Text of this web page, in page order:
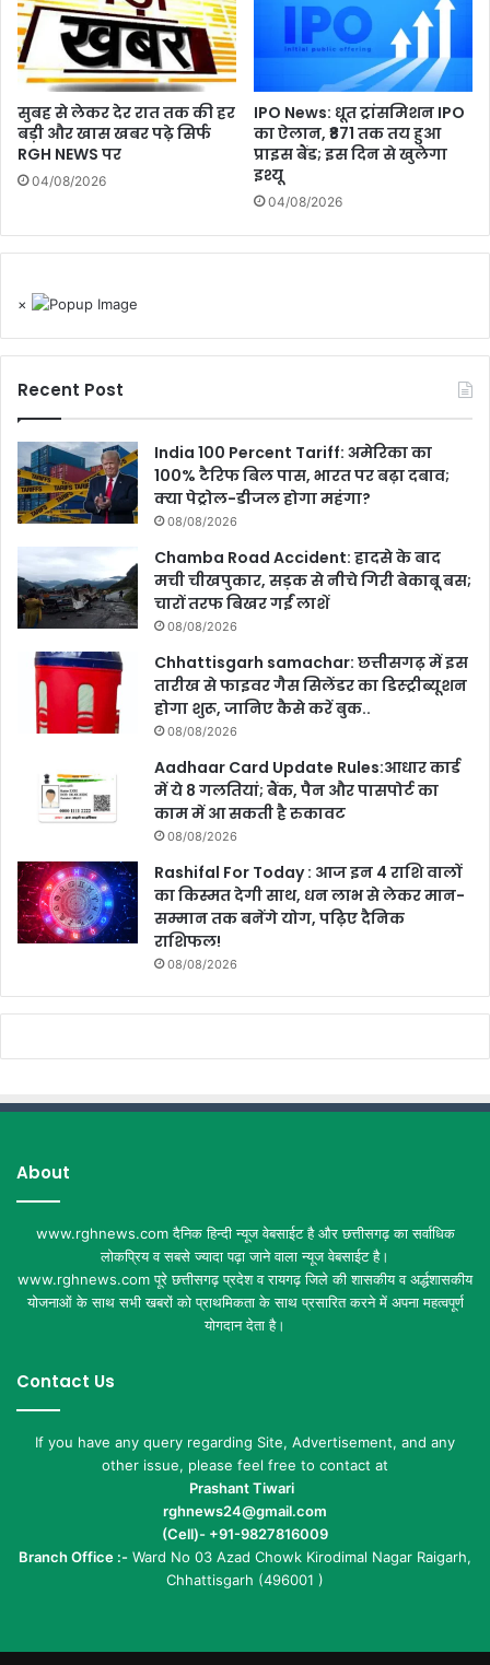
सुबह से लेकर देर रात तक की हर
बड़ी और खास खबर पढ़े सिर्फ
RGH NEWS पर
04/08/2026
IPO News: धूत ट्रांसमिशन IPO
का ऐलान, ₹871 तक तय हुआ
प्राइस बैंड; इस दिन से खुलेगा
इश्यू
04/08/2026
×
Recent Post
India 100 Percent Tariff: अमेरिका का
100% टैरिफ बिल पास, भारत पर बढ़ा दबाव;
क्या पेट्रोल-डीजल होगा महंगा?
08/08/2026
Chamba Road Accident: हादसे के बाद
मची चीखपुकार, सड़क से नीचे गिरी बेकाबू बस;
चारों तरफ बिखर गईं लाशें
08/08/2026
Chhattisgarh samachar: छत्तीसगढ़ में इस
तारीख से फाइवर गैस सिलेंडर का डिस्ट्रीब्यूशन
होगा शुरू, जानिए कैसे करें बुक..
08/08/2026
Aadhaar Card Update Rules:आधार कार्ड
में ये 8 गलतियां; बैंक, पैन और पासपोर्ट का
काम में आ सकती है रुकावट
08/08/2026
Rashifal For Today : आज इन 4 राशि वालों
का किस्मत देगी साथ, धन लाभ से लेकर मान-
सम्मान तक बनेंगे योग, पढ़िए दैनिक
राशिफल!
08/08/2026
About
www.rghnews.com दैनिक हिन्दी न्यूज वेबसाईट है और छत्तीसगढ़ का सर्वाधिक
लोकप्रिय व सबसे ज्यादा पढ़ा जाने वाला न्यूज वेबसाईट है।
www.rghnews.com पूरे छत्तीसगढ़ प्रदेश व रायगढ़ जिले की शासकीय व अर्द्धशासकीय
योजनाओं के साथ सभी खबरों को प्राथमिकता के साथ प्रसारित करने में अपना महत्वपूर्ण
योगदान देता है।
Contact Us
If you have any query regarding Site, Advertisement, and any
other issue, please feel free to contact at
Prashant Tiwari
rghnews24@gmail.com
(Cell)- +91-9827816009
Branch Office :- Ward No 03 Azad Chowk Kirodimal Nagar Raigarh,
Chhattisgarh (496001 )